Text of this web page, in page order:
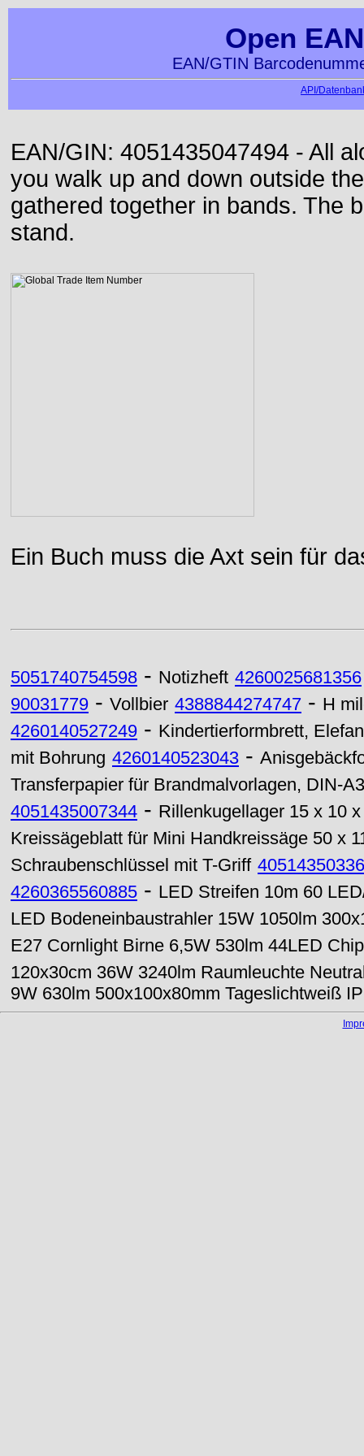
Open
EAN/GTIN
API/
EAN/GIN: 4051435047494 - All
you walk up and down outside
gathered together in bands. The
stand.
Ein Buch muss die Axt sein für
5051740754598 - Notizheft 4260025681356
90031779 - Vollbier 4388844274747 - H
4260140527249 - Kindertierformbrett,
mit Bohrung 4260140523043 -
Transferpapier für Brandmalvorlagen, DIN-A3
4051435007344 - Rillenkugellager 15 x 10
Kreissägeblatt für Mini Handkreissäge 50 x
Schraubenschlüssel mit T-Griff
4260365560885 - LED Streifen 10m 60
LED Bodeneinbaustrahler 15W 1050lm
E27 Cornlight Birne 6,5W 530lm 44LED
120x30cm 36W 3240lm Raumleuchte
9W 630lm 500x100x80mm Tageslichtweiß